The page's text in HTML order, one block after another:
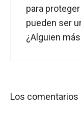
para
pueden ser
¿Alguien
Los comentarios